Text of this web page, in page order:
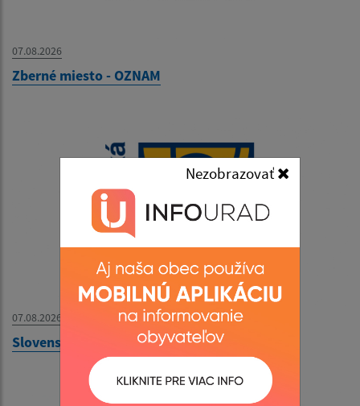
Nezobrazovať
07.08.2026
Zberné miesto - OZNAM
07.08.2026
Slovenská pošta - OZNAM